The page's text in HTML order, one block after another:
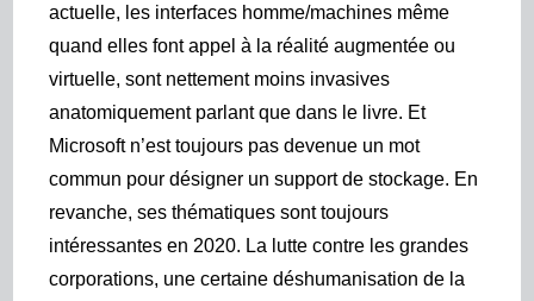
actuelle, les interfaces homme/machines même
quand elles font appel à la réalité augmentée ou
virtuelle, sont nettement moins invasives
anatomiquement parlant que dans le livre. Et
Microsoft n’est toujours pas devenue un mot
commun pour désigner un support de stockage. En
revanche, ses thématiques sont toujours
intéressantes en 2020. La lutte contre les grandes
corporations, une certaine déshumanisation de la